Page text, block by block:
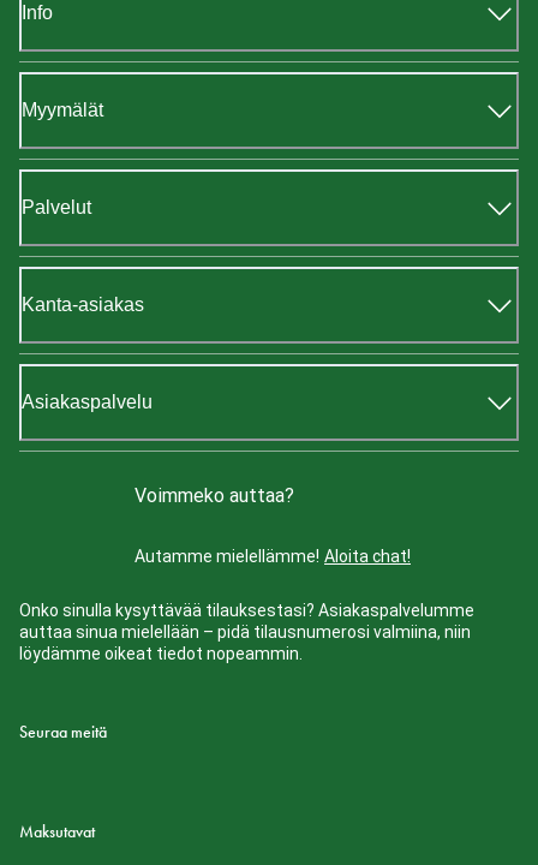
Info
Myymälät
Palvelut
Kanta-asiakas
Asiakaspalvelu
Voimmeko auttaa?
Autamme mielellämme! Aloita chat!
Onko sinulla kysyttävää tilauksestasi? Asiakaspalvelumme
auttaa sinua mielellään – pidä tilausnumerosi valmiina, niin
löydämme oikeat tiedot nopeammin.
Seuraa meitä
Maksutavat